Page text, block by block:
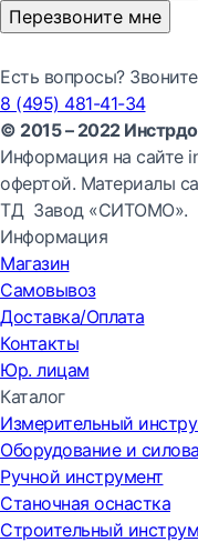
Перезвоните мне
Есть вопросы?
8 (495) 481-41-34
© 2015 – 2022
Информация на сайте
офертой. Материалы
ТД Завод «СИТОМО».
Информация
Магазин
Самовывоз
Доставка/Оплата
Контакты
Юр. лицам
Каталог
Измерительный
Оборудование и
Ручной инструмент
Станочная оснастка
Строительный